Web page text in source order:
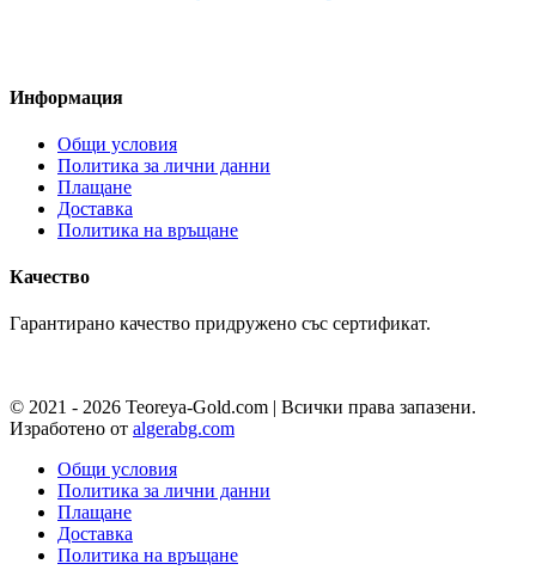
Информация
Общи условия
Политика за лични данни
Плащане
Доставка
Политика на връщане
Качество
Гарантирано качество придружено със сертификат.
© 2021 - 2026 Teoreya-Gold.com | Всички права запазени.
Изработено от algerabg.com
Общи условия
Политика за лични данни
Плащане
Доставка
Политика на връщане